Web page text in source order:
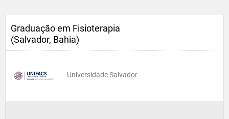
Graduação em Fisioterapia
(Salvador, Bahia)
Universidade Salvador